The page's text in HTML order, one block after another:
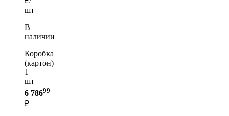
шт
В
наличии
Коробка
(картон)
1
шт —
6 78699
₽